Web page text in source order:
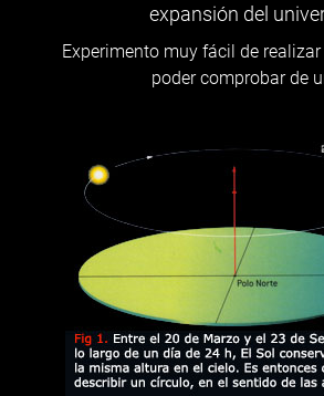
expansión del
Experimento muy fácil de
poder comprobar de